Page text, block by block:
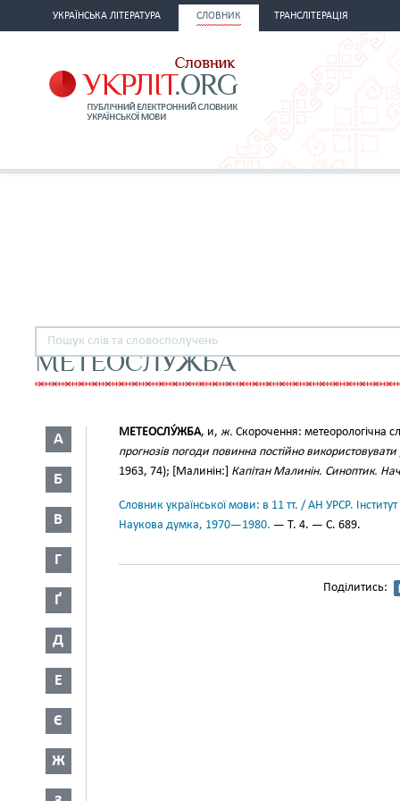
УКРАЇНСЬКА ЛІТЕРАТУРА СЛОВНИК ТРАНСЛІТЕРАЦІЯ
МЕТЕОСЛУЖБА
А
Б
В
Г
Ґ
Д
Е
Є
Ж
МЕТЕОСЛУ́ЖБА, и, ж. Скорочення: метеорологічна
прогнозів погоди повинна постійно
1963, 74); [Малинін:] Капітан Малинін. Синоптик.
Словник української мови: в 11 тт. / АН УРСР.
Наукова думка, 1970—1980. — Т. 4. — С. 689.
Поділитись: